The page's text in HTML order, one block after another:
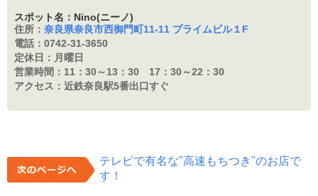
スポット名：Nino(ニーノ)
住所： 奈良県奈良市西御門町11-11 プライムビル１F
電話： 0742-31-3650
定休日： 月曜日
営業時間： 11：30～13：30 17：30～22：30
アクセス： 近鉄奈良駅5番出口すぐ
テレビで有名な"高速もちつき"のお店で
す！